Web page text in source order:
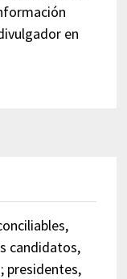
en
candidatos,
presidentes,